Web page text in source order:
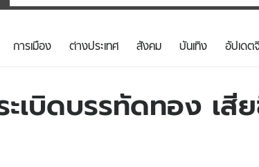
ดูดวง - ตรวจหวย
สถิติหวยไทย
ไลฟ์สไ
วัยรุ่น
การเมือง ต่างประเทศ สังคม บันเทิง อัปเดต
ะเบิดบรรทัดทอง เสี